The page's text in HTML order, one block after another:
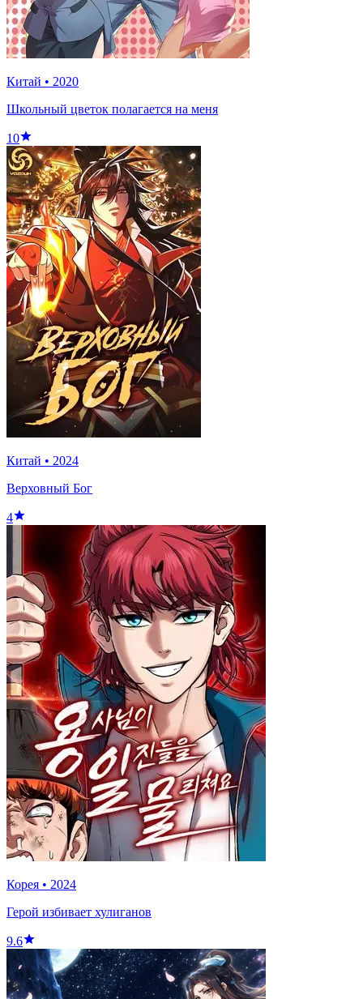
Китай • 2020
Школьный цветок полагается на меня
10
Китай • 2024
Верховный Бог
4
Корея • 2024
Герой избивает хулиганов
9.6